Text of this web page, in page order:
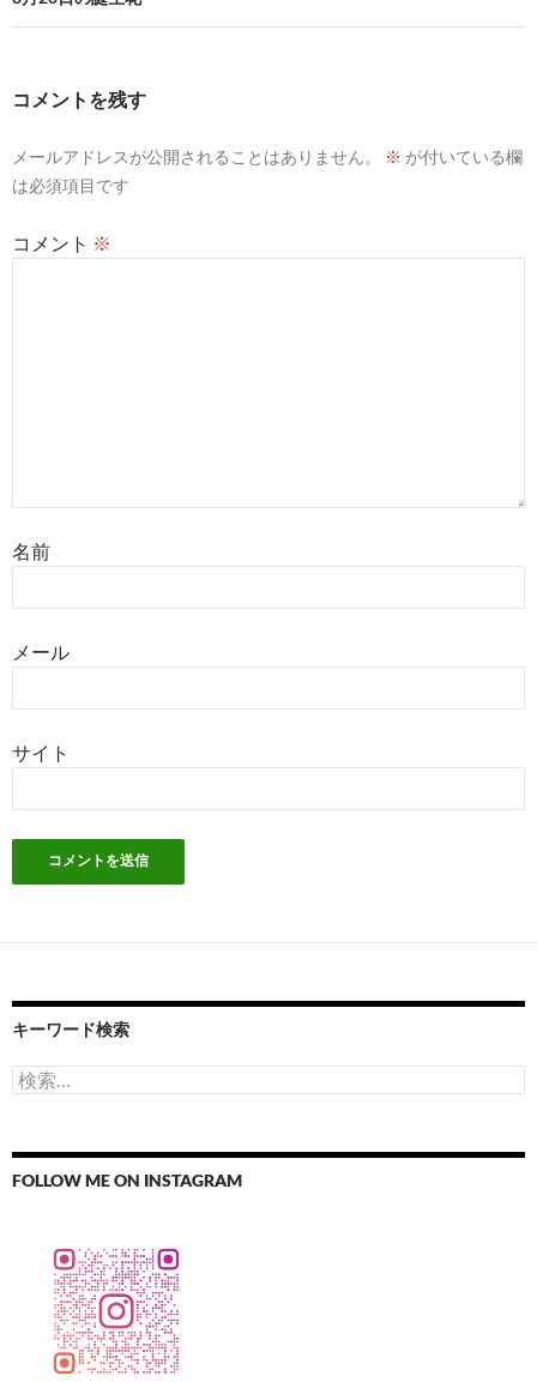
ゲ
ョ
コメントを残す
メールアドレスが公開されることはありません。 ※ が付いている欄
は必須項目です
コメント ※
名前
メール
サイト
キーワード検索
検
索:
FOLLOW ME ON INSTAGRAM